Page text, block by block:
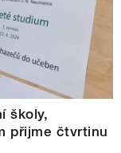
školy,
přijme čtvrtinu